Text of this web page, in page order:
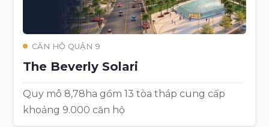
CĂN HỘ QUẬN 9
The Beverly Solari
Quy mô 8,78ha gồm 13 tòa tháp cung cấp
khoảng 9.000 căn hộ